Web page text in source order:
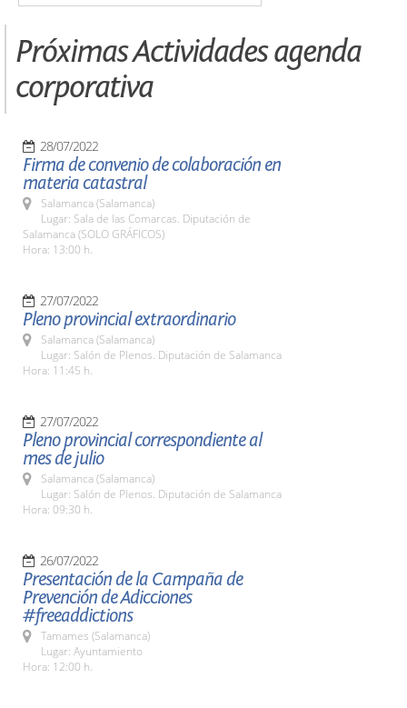
Próximas Actividades agenda
corporativa
28/07/2022
Firma de convenio de colaboración en
materia catastral
Salamanca (Salamanca)
Lugar: Sala de las Comarcas. Diputación de
Salamanca (SOLO GRÁFICOS)
Hora: 13:00 h.
27/07/2022
Pleno provincial extraordinario
Salamanca (Salamanca)
Lugar: Salón de Plenos. Diputación de Salamanca
Hora: 11:45 h.
27/07/2022
Pleno provincial correspondiente al
mes de julio
Salamanca (Salamanca)
Lugar: Salón de Plenos. Diputación de Salamanca
Hora: 09:30 h.
26/07/2022
Presentación de la Campaña de
Prevención de Adicciones
#freeaddictions
Tamames (Salamanca)
Lugar: Ayuntamiento
Hora: 12:00 h.